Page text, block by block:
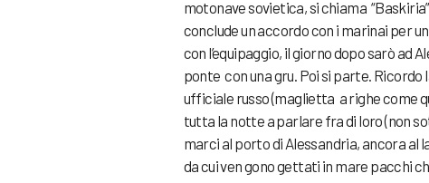
motonave sovietica, si chiama
conclude un accordo con i marinai per
con l’equipaggio, il giorno dopo sarò ad
ponte con una gru. Poi si parte.
ufficiale russo (maglietta a righe come
tutta la notte a parlare fra di loro (non
marci al porto di Alessandria, ancora al
da cui ven gono gettati in mare pacchi